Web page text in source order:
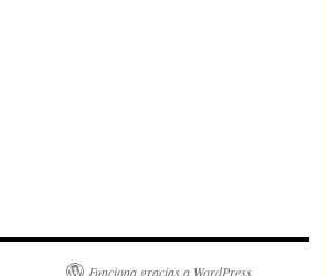
Funciona gracias a WordPress.